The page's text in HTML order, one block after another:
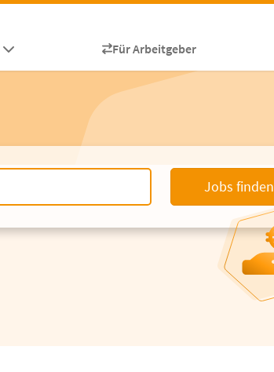
Für Arbeitgeber
Jobs finden